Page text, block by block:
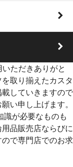
ただきありがと
取り揃えたカスタ
していきますので
い申し上げます。
が必要なものも
品販売店ならびに
で専門店でのお求